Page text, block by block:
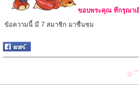
ขอบพระคุณ ที่กรุณาเ
ข้อความนี้ มี 7 สมาชิก มาชื่นชม
☆⌒